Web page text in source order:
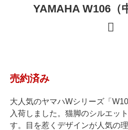
グランドピアノ
ベヒシュタイングランドピアノ
ベヒシュタインアップライトピア
ホフマングランドピアノ
YAMAHA W106（
売約済み
大人気のヤマハWシリーズ「
入荷しました。猫脚のシルエッ
す。目を惹くデザインが人気の